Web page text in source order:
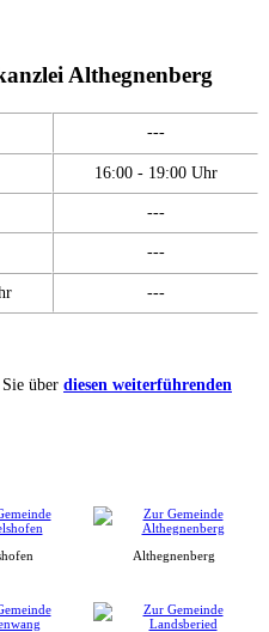
Althegnenberg
---
16:00 - 19:00 Uhr
---
---
---
über diesen weiterführenden
Althegnenberg